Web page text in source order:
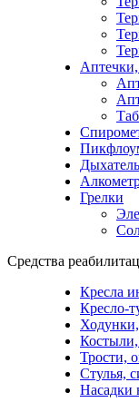
Грелки
Средства
Кресла
Кресло-
Трости,
Стулья,
Насадки